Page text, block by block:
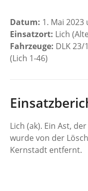
Datum: 1. Mai 2023
Einsatzort: Lich
Fahrzeuge: DLK 23/
(Lich 1-46)
Lich (ak). Ein Ast,
wurde von der
Kernstadt entfernt.